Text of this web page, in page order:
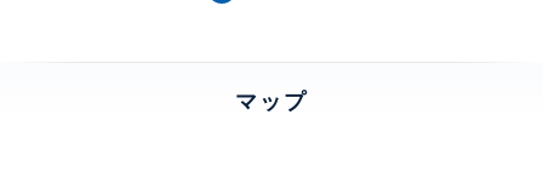
～ライフインフォメーション～
・セブンイレブン西早稲田1丁目新目白通り店60M徒歩
マップ